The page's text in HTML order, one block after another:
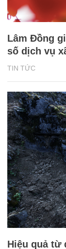
TIN TỨC
Lâm Đồng
số dịch vụ
Hiệu quả từ